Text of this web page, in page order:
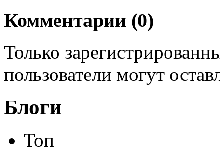
Комментарии (0)
Только
пользователи могут
Блоги
Топ